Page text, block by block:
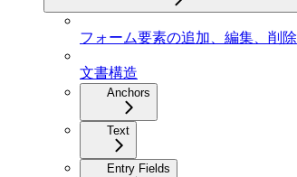
フォーム要素の追加、編集、削除
文書構造
Anchors
Text
Entry Fields